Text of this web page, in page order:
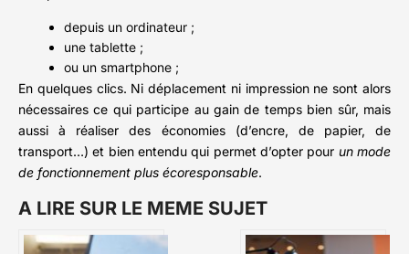
depuis un ordinateur ;
une tablette ;
ou un smartphone ;
En quelques clics. Ni déplacement ni impression ne sont alors
nécessaires ce qui participe au gain de temps bien sûr, mais
aussi à réaliser des économies (d’encre, de papier, de
transport…) et bien entendu qui permet d’opter pour un mode
de fonctionnement plus écoresponsable.
A LIRE SUR LE MEME SUJET